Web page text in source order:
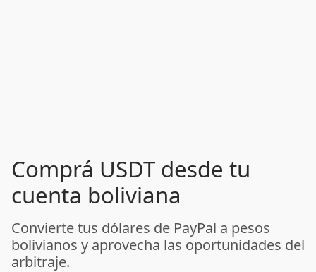
Comprá USDT desde tu
cuenta boliviana
Convierte tus dólares de PayPal a pesos
bolivianos y aprovecha las oportunidades del
arbitraje.